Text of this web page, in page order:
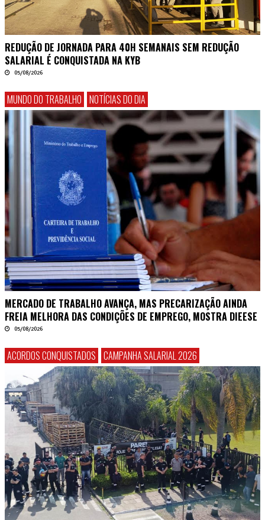
REDUÇÃO DE JORNADA PARA 40H SEMANAIS SEM REDUÇÃO
SALARIAL É CONQUISTADA NA KYB
05/08/2026
MUNDO DO TRABALHO NOTÍCIAS DO DIA
MERCADO DE TRABALHO AVANÇA, MAS PRECARIZAÇÃO AINDA
FREIA MELHORA DAS CONDIÇÕES DE EMPREGO, MOSTRA DIEESE
05/08/2026
ACORDOS CONQUISTADOS CAMPANHA SALARIAL 2026